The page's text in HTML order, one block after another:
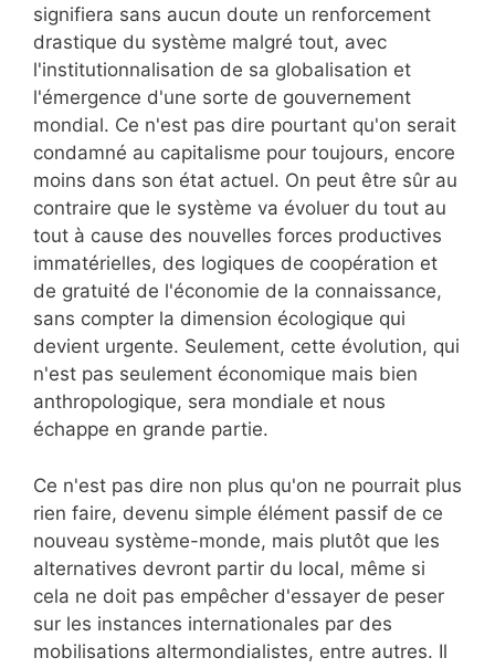
signifiera sans aucun doute un renforcement
drastique du système malgré tout, avec
l'institutionnalisation de sa globalisation et
l'émergence d'une sorte de gouvernement
mondial. Ce n'est pas dire pourtant qu'on serait
condamné au capitalisme pour toujours, encore
moins dans son état actuel. On peut être sûr au
contraire que le système va évoluer du tout au
tout à cause des nouvelles forces productives
immatérielles, des logiques de coopération et
de gratuité de l'économie de la connaissance,
sans compter la dimension écologique qui
devient urgente. Seulement, cette évolution, qui
n'est pas seulement économique mais bien
anthropologique, sera mondiale et nous
échappe en grande partie.
Ce n'est pas dire non plus qu'on ne pourrait plus
rien faire, devenu simple élément passif de ce
nouveau système-monde, mais plutôt que les
alternatives devront partir du local, même si
cela ne doit pas empêcher d'essayer de peser
sur les instances internationales par des
mobilisations altermondialistes, entre autres. Il